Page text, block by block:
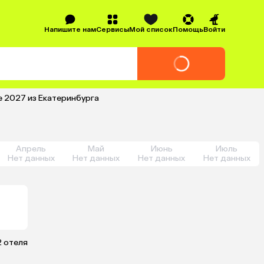
Напишите намСервисыМой списокПомощьВойти
из Екатеринбурга
Апрель
Нет данных
Май
Нет данных
Июнь
Нет данных
Июль
Нет данных
отеля